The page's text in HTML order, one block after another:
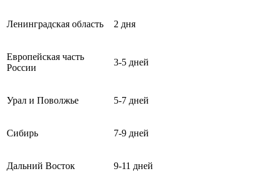
Ленинградская область 2 дня
Европейская часть
России
3-5 дней
Урал и Поволжье 5-7 дней
Сибирь 7-9 дней
Дальний Восток 9-11 дней